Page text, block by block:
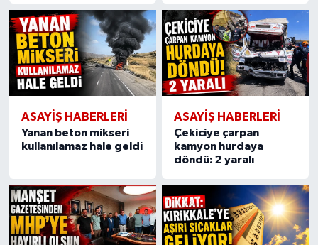
ASAYİŞ HABERLERİ
Yanan beton mikseri
kullanılamaz hale geldi
ASAYİŞ HABERLERİ
Çekiciye çarpan
kamyon hurdaya
döndü: 2 yaralı